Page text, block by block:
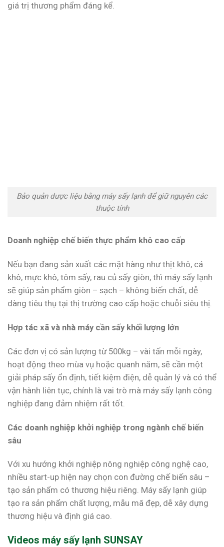
giá trị thương phẩm đáng kể.
Bảo quản dược liệu bằng máy sấy lạnh để giữ nguyên các
thuộc tính
Doanh nghiệp chế biến thực phẩm khô cao cấp
Nếu bạn đang sản xuất các mặt hàng như thịt khô, cá
khô, mực khô, tôm sấy, rau củ sấy giòn, thì máy sấy lạnh
sẽ giúp sản phẩm giòn – sạch – không biến chất, dễ
dàng tiêu thụ tại thị trường cao cấp hoặc chuỗi siêu thị.
Hợp tác xã và nhà máy cần sấy khối lượng lớn
Các đơn vị có sản lượng từ 500kg – vài tấn mỗi ngày,
hoạt động theo mùa vụ hoặc quanh năm, sẽ cần một
giải pháp sấy ổn định, tiết kiệm điện, dễ quản lý và có thể
vận hành liên tục, chính là vai trò mà máy sấy lạnh công
nghiệp đang đảm nhiệm rất tốt.
Các doanh nghiệp khởi nghiệp trong ngành chế biến
sâu
Với xu hướng khởi nghiệp nông nghiệp công nghệ cao,
nhiều start-up hiện nay chọn con đường chế biến sâu –
tạo sản phẩm có thương hiệu riêng. Máy sấy lạnh giúp
tạo ra sản phẩm chất lượng, mẫu mã đẹp, dễ xây dựng
thương hiệu và định giá cao.
Videos máy sấy lạnh SUNSAY